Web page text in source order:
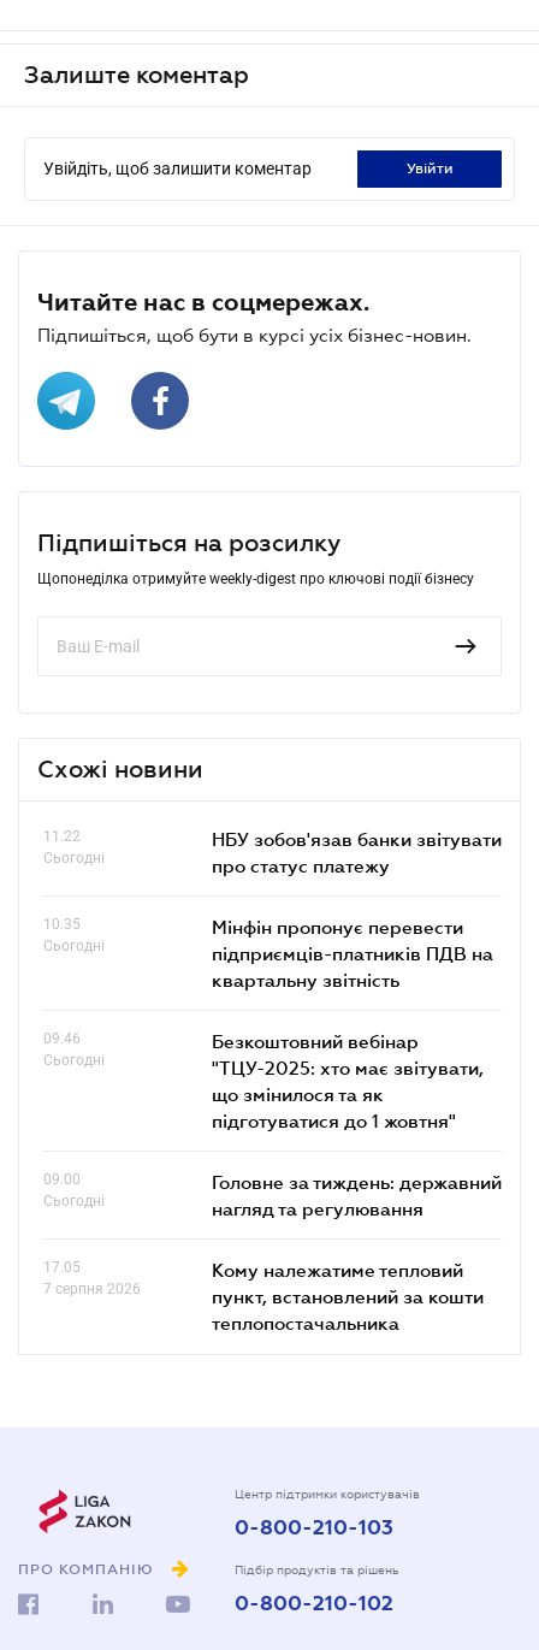
Залиште коментар
Увійдіть, щоб залишити коментар увійти
Читайте нас в соцмережах.
Підпишіться, щоб бути в курсі усіх бізнес-новин.
Підпишіться на розсилку
Щопонеділка отримуйте weekly-digest про ключові події бізнесу
Схожі новини
11.22
Сьогодні
НБУ зобов'язав банки звітувати
про статус платежу
10.35
Сьогодні
Мінфін пропонує перевести
підприємців-платників ПДВ на
квартальну звітність
09.46
Сьогодні
Безкоштовний вебінар
"ТЦУ-2025: хто має звітувати,
що змінилося та як
підготуватися до 1 жовтня"
09.00
Сьогодні
Головне за тиждень: державний
нагляд та регулювання
17.05
7 серпня 2026
Кому належатиме тепловий
пункт, встановлений за кошти
теплопостачальника
ПРО КОМПАНІЮ
Центр підтримки користувачів
0-800-210-103
Підбір продуктів та рішень
0-800-210-102